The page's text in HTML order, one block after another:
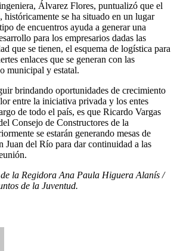
Álvarez Flores, puntualizó que el
históricamente se ha situado en un lugar
de encuentros ayuda a generar una
para los empresarios dadas las
que se tienen, el esquema de logística para
enlaces que se generan con las
municipal y estatal.
brindando oportunidades de crecimiento
entre la iniciativa privada y los entes
de todo el país, es que Ricardo Vargas
Consejo de Constructores de la
se estarán generando mesas de
Juan del Río para dar continuidad a las
la Regidora Ana Paula Higuera Alanís /
de la Juventud.